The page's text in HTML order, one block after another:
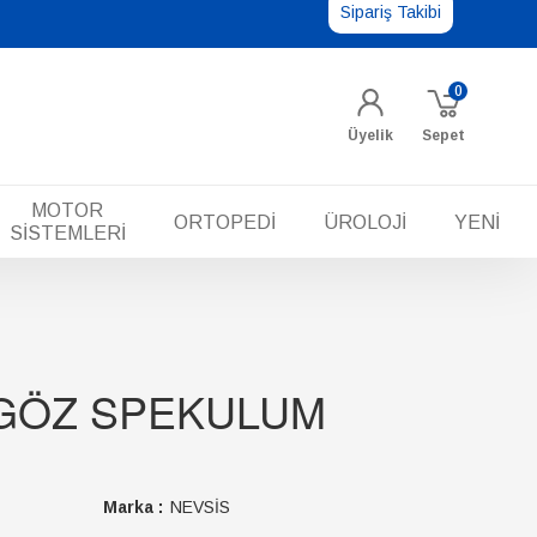
Sipariş Takibi
Üyelik Sepet
0
MOTOR
SİSTEMLERİ
ORTOPEDİ ÜROLOJİ YENİ
SPEKULUM
Marka : NEVSİS